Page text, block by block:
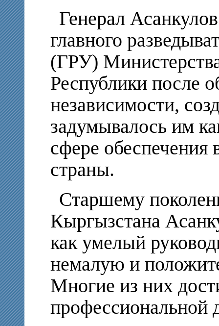
Генерал
главного
(ГРУ)
Республики после
независимости,
задумывалось им
сфере обеспечения
страны.
Старшему
Кыргызстана
как умелый
немалую и
Многие из них
профессиональной